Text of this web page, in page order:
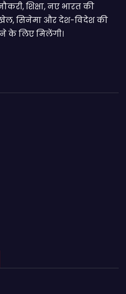
शिक्षा, नए भारत की
सिनेमा और देश-विदेश की
के लिए मिलेंगी।